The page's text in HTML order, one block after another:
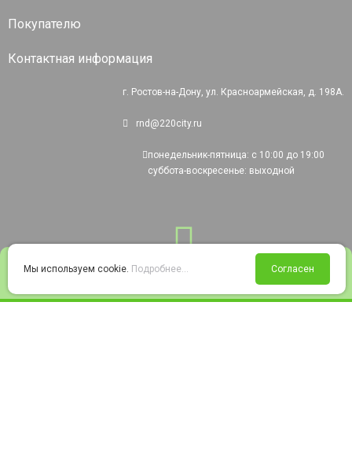
Войти Избранное Корзина
Покупателю
Контактная информация
г. Ростов-на-Дону, ул. Красноармейская, д. 198А.
rnd@220city.ru
понедельник-пятница: с 10:00 до 19:00
суббота-воскресенье: выходной
Мы используем cookie. Подробнее... Согласен